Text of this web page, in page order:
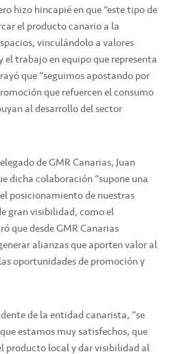
hizo hincapié en que “este tipo de
el producto canario a la
vinculándolo a valores
el trabajo en equipo que representa
que “seguimos apostando por
que refuercen el consumo
al desarrollo del sector
de GMR Canarias, Juan
dicha colaboración “supone una
posicionamiento de nuestras
gran visibilidad, como el
que desde GMR Canarias
alianzas que aporten valor al
oportunidades de promoción y
de la entidad canarista, “se
estamos muy satisfechos, que
producto local y dar visibilidad al